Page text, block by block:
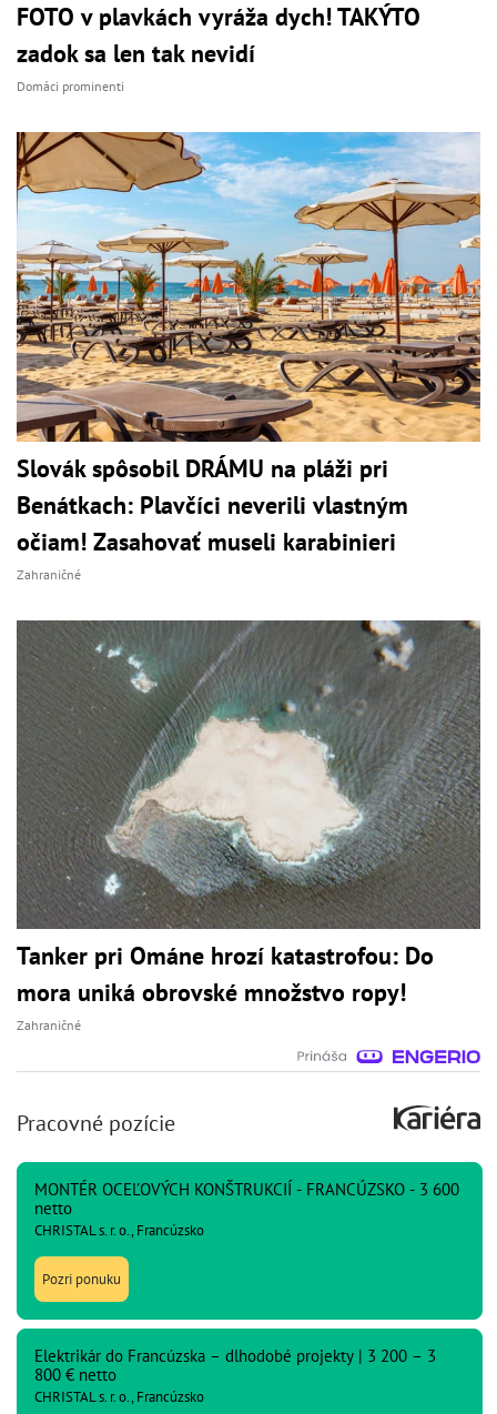
FOTO v plavkách vyráža dych! TAKÝTO
zadok sa len tak nevidí
Domáci prominenti
Slovák spôsobil DRÁMU na pláži pri
Benátkach: Plavčíci neverili vlastným
očiam! Zasahovať museli karabinieri
Zahraničné
Tanker pri Ománe hrozí katastrofou: Do
mora uniká obrovské množstvo ropy!
Zahraničné
Pracovné pozície
MONTÉR OCEĽOVÝCH KONŠTRUKCIÍ - FRANCÚZSKO - 3 600
netto
CHRISTAL s. r. o., Francúzsko
Pozri ponuku
Elektrikár do Francúzska – dlhodobé projekty | 3 200 – 3
800 € netto
CHRISTAL s. r. o., Francúzsko